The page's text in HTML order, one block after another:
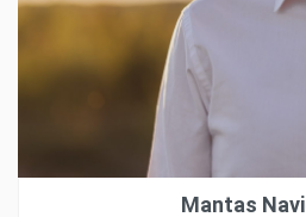
Mantas